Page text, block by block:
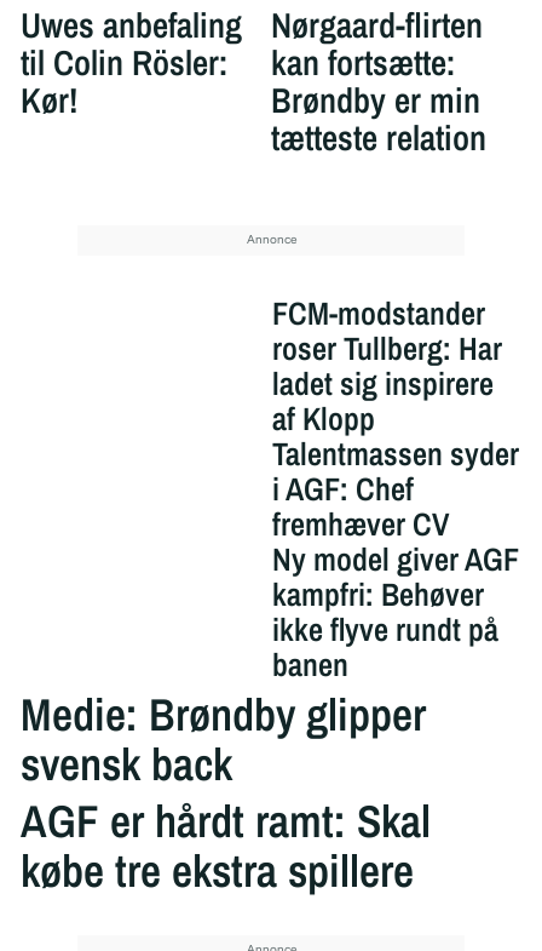
Uwes anbefaling
til Colin Rösler:
Kør!
Nørgaard-flirten
kan fortsætte:
Brøndby er min
tætteste relation
FCM-modstander
roser Tullberg: Har
ladet sig inspirere
af Klopp
Talentmassen syder
i AGF: Chef
fremhæver CV
Ny model giver AGF
kampfri: Behøver
ikke flyve rundt på
banen
Medie: Brøndby glipper
svensk back
AGF er hårdt ramt: Skal
købe tre ekstra spillere